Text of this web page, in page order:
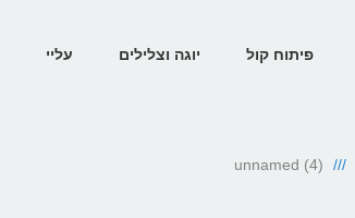
פיתוח קול יוגה וצלילים עליי
unnamed (4)